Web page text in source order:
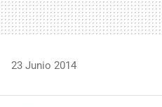
23 Junio 2014